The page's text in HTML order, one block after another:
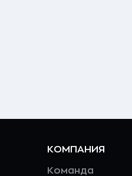
КОМПАНИЯ
Команда